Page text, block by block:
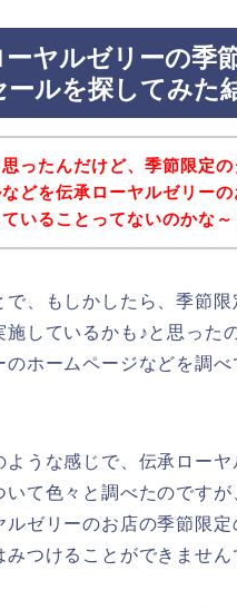
ヤルゼリーの季
ルを探してみた
ったんだけど、季節限定の
どを伝承ローヤルゼリーの
いることってないのかな～
で、もしかしたら、季節限
施しているかも♪と思った
のホームページなどを調べ
ような感じで、伝承ロー
いて色々と調べたのですが
ルゼリーのお店の季節限
みつけることができません